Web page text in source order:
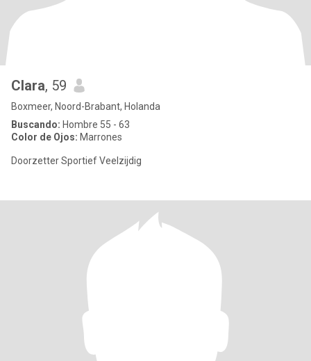
Clara, 59
Boxmeer, Noord-Brabant, Holanda
Buscando: Hombre 55 - 63
Color de Ojos: Marrones
Doorzetter Sportief Veelzijdig